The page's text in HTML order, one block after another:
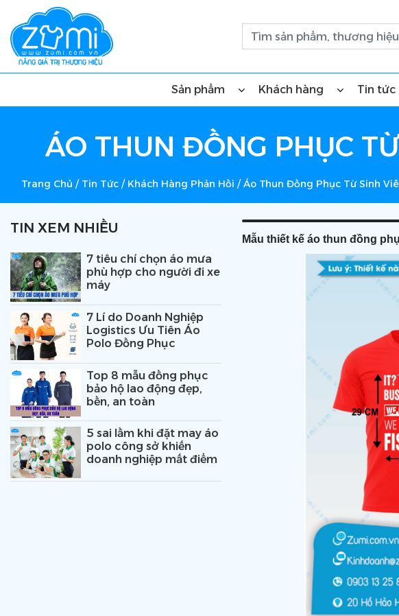
Sản phẩm Khách hàng Tin tức
ÁO THUN ĐỒNG PHỤC
Trang Chủ / Tin Tức / Khách Hàng Phản Hồi / Áo Thun Đồng Phục Từ Sinh
TIN XEM NHIỀU
7 tiêu chí chọn áo mưa
phù hợp cho người đi xe
máy
7 Lí do Doanh Nghiệp
Logistics Ưu Tiên Áo
Polo Đồng Phục
Top 8 mẫu đồng phục
bảo hộ lao động đẹp,
bền, an toàn
5 sai lầm khi đặt may áo
polo công sở khiến
doanh nghiệp mất điểm
Mẫu thiết kế áo thun đồng